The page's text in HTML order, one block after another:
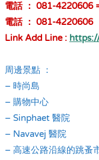
電話 ： 081-4220606
電話 ： 081-4220606
Link Add Line :
周邊景點 ：
– 時尚島
– 購物中心
– Sinphaet 醫院
– Navavej 醫院
– 高速公路沿線的跳蚤